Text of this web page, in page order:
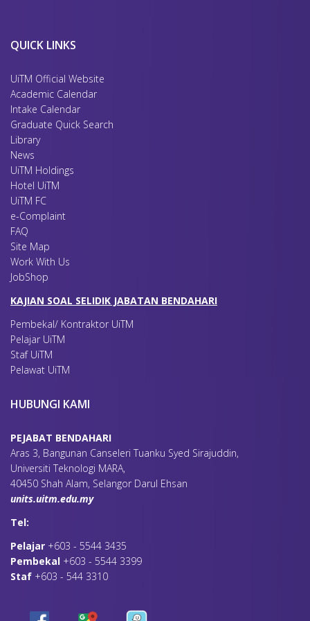
QUICK LINKS
UiTM Official Website
Academic Calendar
Intake Calendar
Graduate Quick Search
Library
News
UiTM Holdings
Hotel UiTM
UiTM FC
e-Complaint
FAQ
Site Map
Work With Us
JobShop
KAJIAN SOAL SELIDIK JABATAN BENDAHARI
Pembekal/ Kontraktor UiTM
Pelajar UiTM
Staf UiTM
Pelawat UiTM
HUBUNGI KAMI
PEJABAT BENDAHARI
Aras 3, Bangunan Canseleri Tuanku Syed Sirajuddin,
Universiti Teknologi MARA,
40450 Shah Alam, Selangor Darul Ehsan
units.uitm.edu.my
Tel:
Pelajar +603 - 5544 3435
Pembekal +603 - 5544 3399
Staf +603 - 544 3310